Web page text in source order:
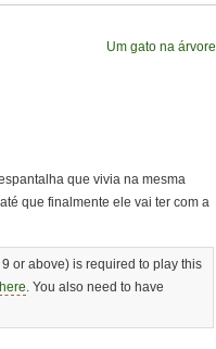
Um gato na árvore
que vivia na mesma
que finalmente ele vai ter com a
or above) is required to play this
here . You also need to have